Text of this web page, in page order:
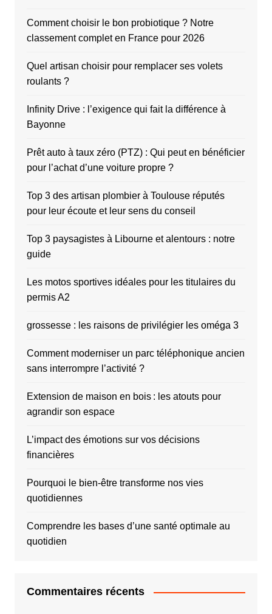
Comment choisir le bon probiotique ? Notre
classement complet en France pour 2026
Quel artisan choisir pour remplacer ses volets
roulants ?
Infinity Drive : l’exigence qui fait la différence à
Bayonne
Prêt auto à taux zéro (PTZ) : Qui peut en bénéficier
pour l’achat d’une voiture propre ?
Top 3 des artisan plombier à Toulouse réputés
pour leur écoute et leur sens du conseil
Top 3 paysagistes à Libourne et alentours : notre
guide
Les motos sportives idéales pour les titulaires du
permis A2
grossesse : les raisons de privilégier les oméga 3
Comment moderniser un parc téléphonique ancien
sans interrompre l’activité ?
Extension de maison en bois : les atouts pour
agrandir son espace
L’impact des émotions sur vos décisions
financières
Pourquoi le bien-être transforme nos vies
quotidiennes
Comprendre les bases d’une santé optimale au
quotidien
Commentaires récents